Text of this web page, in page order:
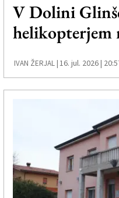
Oglasi
Založnik
Zadruga PD
Naročnine
V Dolini
helikopterjem
IVAN ŽERJAL |16. jul. 2026 |